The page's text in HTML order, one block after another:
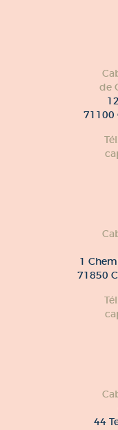
de
71100
1
71850
44